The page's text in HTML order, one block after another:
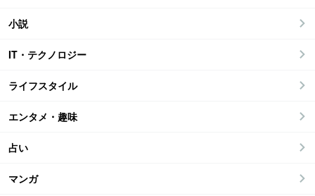
小説
IT・テクノロジー
ライフスタイル
エンタメ・趣味
占い
マンガ